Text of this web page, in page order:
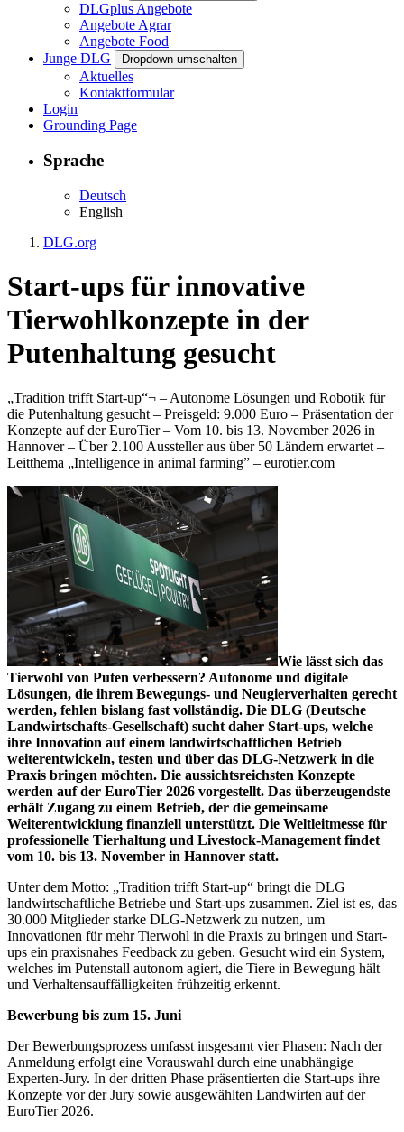
DLGplus Angebote
Angebote Agrar
Angebote Food
Junge DLG
Dropdown umschalten
Aktuelles
Kontaktformular
Login
Grounding Page
Sprache
Deutsch
English
DLG.org
Start-ups für innovative
Tierwohlkonzepte in der
Putenhaltung gesucht
„Tradition trifft Start-up“¬ – Autonome Lösungen und Robotik für
die Putenhaltung gesucht – Preisgeld: 9.000 Euro – Präsentation der
Konzepte auf der EuroTier – Vom 10. bis 13. November 2026 in
Hannover – Über 2.100 Aussteller aus über 50 Ländern erwartet –
Leitthema „Intelligence in animal farming” – eurotier.com
Wie lässt sich das
Tierwohl von Puten verbessern? Autonome und digitale
Lösungen, die ihrem Bewegungs- und Neugierverhalten gerecht
werden, fehlen bislang fast vollständig. Die DLG (Deutsche
Landwirtschafts-Gesellschaft) sucht daher Start-ups, welche
ihre Innovation auf einem landwirtschaftlichen Betrieb
weiterentwickeln, testen und über das DLG-Netzwerk in die
Praxis bringen möchten. Die aussichtsreichsten Konzepte
werden auf der EuroTier 2026 vorgestellt. Das überzeugendste
erhält Zugang zu einem Betrieb, der die gemeinsame
Weiterentwicklung finanziell unterstützt. Die Weltleitmesse für
professionelle Tierhaltung und Livestock-Management findet
vom 10. bis 13. November in Hannover statt.
Unter dem Motto: „Tradition trifft Start-up“ bringt die DLG
landwirtschaftliche Betriebe und Start-ups zusammen. Ziel ist es, das
30.000 Mitglieder starke DLG-Netzwerk zu nutzen, um
Innovationen für mehr Tierwohl in die Praxis zu bringen und Start-
ups ein praxisnahes Feedback zu geben. Gesucht wird ein System,
welches im Putenstall autonom agiert, die Tiere in Bewegung hält
und Verhaltensauffälligkeiten frühzeitig erkennt.
Bewerbung bis zum 15. Juni
Der Bewerbungsprozess umfasst insgesamt vier Phasen: Nach der
Anmeldung erfolgt eine Vorauswahl durch eine unabhängige
Experten-Jury. In der dritten Phase präsentierten die Start-ups ihre
Konzepte vor der Jury sowie ausgewählten Landwirten auf der
EuroTier 2026.